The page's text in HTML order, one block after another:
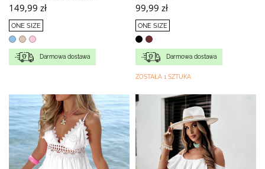
149,99 zł
ONE SIZE
Darmowa dostawa
99,99 zł
ONE SIZE
Darmowa dostawa
ZOSTAŁA 1 SZTUKA